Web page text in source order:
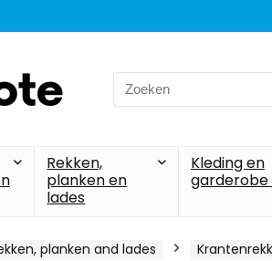
Search
for:
Rekken,
planken en
lades
Kleding en
garderobe
planken and lades